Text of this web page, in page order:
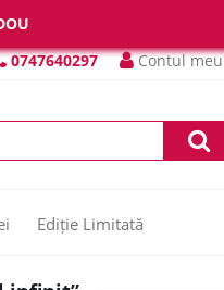
0747640297
Contul meu
Ediție Limitată